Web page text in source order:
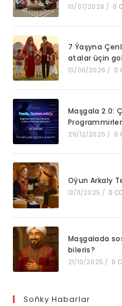
10/07/2026 / 0
7 Ýaşyna
atalar üçin
10/06/2026 / 0
Maşgala 2.0:
29/12/2025 / 0
Oýun Arkaly
13/11/2025 / 0
Maşgalada
bileris?
21/10/2025 / 0
Soňky Habarlar